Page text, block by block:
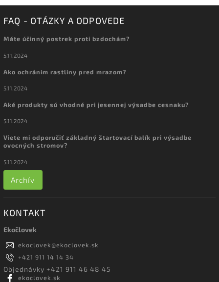
FAQ - OTÁZKY A ODPOVEDE
Máte účinný postrek proti bzdochám?
5.11.2024
Ako ochránim rastliny pred mrazom?
5.11.2024
Aké produkty sú vhodné pri jesennej výsadbe cesnaku?
5.11.2024
Viete mi odporučiť základný štartovací balík pri výsadbe
ovocných stromov?
5.11.2024
Archív
KONTAKT
Ekočlovek
ekoclovek@ekoclovek.sk
+421 911 14 14 34
Objednávky +421 911 46 48 45
ekoclovek.sk